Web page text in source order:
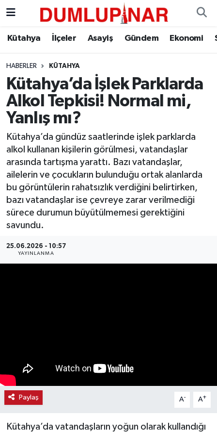
Kütahya İlçeler Asayiş Gündem Ekonomi
HABERLER KÜTAHYA
Kütahya’da İşlek Parklarda
Alkol Tepkisi! Normal mi,
Yanlış mı?
Kütahya’da gündüz saatlerinde işlek parklarda
alkol kullanan kişilerin görülmesi, vatandaşlar
arasında tartışma yarattı. Bazı vatandaşlar,
ailelerin ve çocukların bulunduğu ortak alanlarda
bu görüntülerin rahatsızlık verdiğini belirtirken,
bazı vatandaşlar ise çevreye zarar verilmediği
sürece durumun büyütülmemesi gerektiğini
savundu.
25.06.2026 - 10:57
YAYINLANMA
Paylaş A- A+
Kütahya’da vatandaşların yoğun olarak kullandığı
Asayiş
Diğer
Dünya
Eğitim
Ekonomi
Eleman
Emlak
Gündem
Kütahya Hava Durumu
Kütahya Trafik Yoğunluk Haritası
Süper Lig Puan Durumu ve Fikstür
Tüm Manşetler
Son Dakika Haberleri
Haber Arşivi